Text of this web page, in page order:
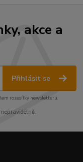
akce a
Přihlásit se
rozesílky newsletteru.